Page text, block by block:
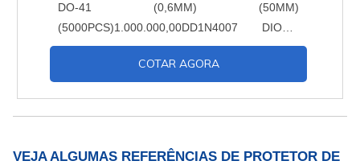
DO-41 (0,6MM) (50MM)
(5000PCS)1.000.000,00DD1N4007 DIODO
1N4007 ZG DO-41 (0,6MM)
(5000PCS)1.000.000,00DDRL207 DIODO
6A10/1000V ZG (500PCS)10.000,00DZ5V1
COTAR AGORA
VEJA ALGUMAS REFERÊNCIAS DE PROTETOR DE